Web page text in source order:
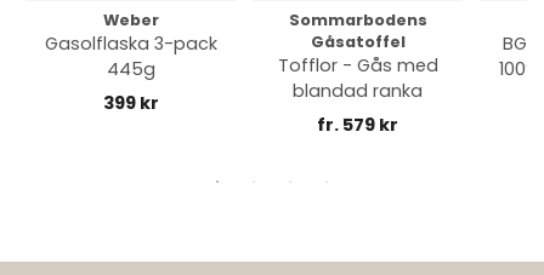
Weber
Gasolflaska 3-pack
445g
399 kr
Sommarbodens
Gåsatoffel
Tofflor - Gås med
blandad ranka
fr. 579 kr